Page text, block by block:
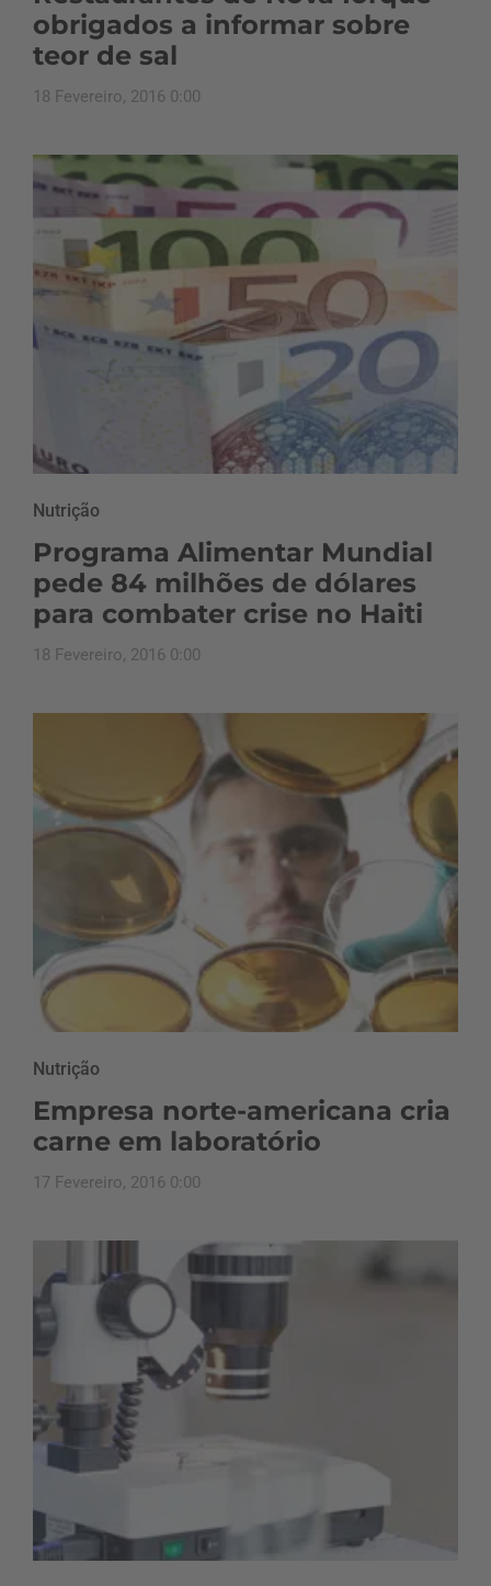
obrigados a informar sobre
teor de sal
18 Fevereiro, 2016 0:00
Nutrição
Programa Alimentar Mundial
pede 84 milhões de dólares
para combater crise no Haiti
18 Fevereiro, 2016 0:00
Nutrição
Empresa norte-americana cria
carne em laboratório
17 Fevereiro, 2016 0:00